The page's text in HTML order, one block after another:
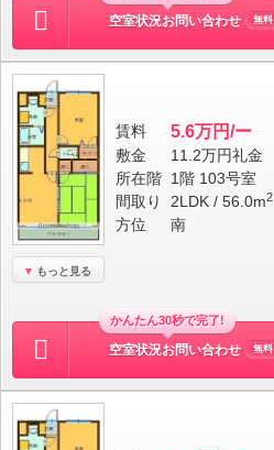
空室状況お問い合わせ 無料
もっと見る
賃料 5.6万円/ー
敷金 11.2万円礼金
所在階 1階 103号室
間取り
2LDK / 56.0m2
方位 南
かんたん30秒で完了!
空室状況お問い合わせ 無料